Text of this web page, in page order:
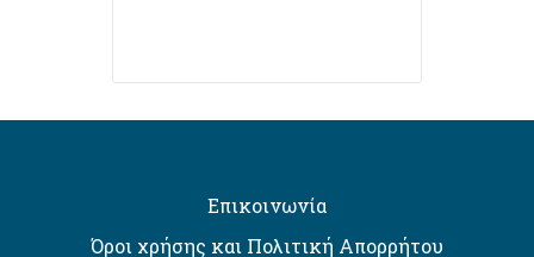
Επικοινωνία
Όροι χρήσης και Πολιτική Απορρήτου